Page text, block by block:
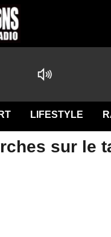
LIFESTYLE
sur le